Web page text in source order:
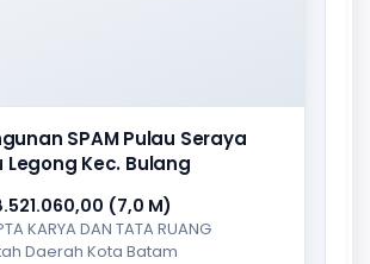
SPAM Pulau Seraya
Legong Kec. Bulang
(7,0 M)
KARYA DAN TATA RUANG
Daerah Kota Batam